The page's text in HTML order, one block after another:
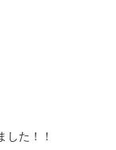
した！！